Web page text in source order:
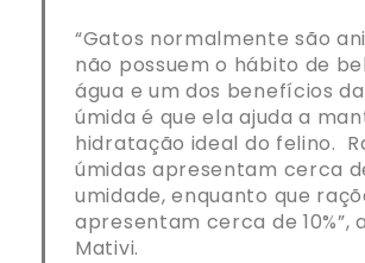
“Gatos normalmente são
não possuem o hábito de
água e um dos benefícios
úmida é que ela ajuda a
hidratação ideal do felino.
úmidas apresentam cerca
umidade, enquanto que
apresentam cerca de 10%”,
Mativi.